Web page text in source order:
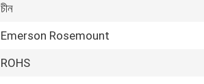
চীন
Emerson Rosemount
ROHS